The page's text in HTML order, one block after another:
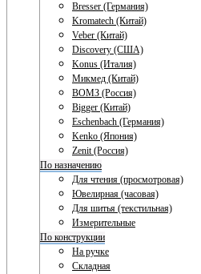
Bresser (Германия)
Kromatech (Китай)
Veber (Китай)
Discovery (США)
Konus (Италия)
Микмед (Китай)
ВОМЗ (Россия)
Bigger (Китай)
Eschenbach (Германия)
Kenko (Япония)
Zenit (Россия)
По назначению
Для чтения (просмотровая)
Ювелирная (часовая)
Для шитья (текстильная)
Измерительные
По конструкции
На ручке
Складная